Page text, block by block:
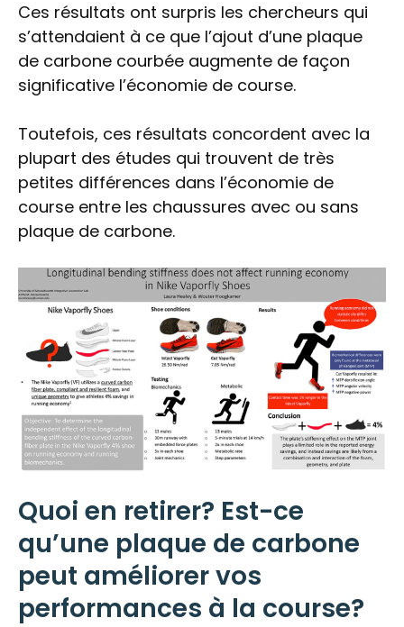
Ces résultats ont surpris les chercheurs qui
s’attendaient à ce que l’ajout d’une plaque
de carbone courbée augmente de façon
significative l’économie de course.
Toutefois, ces résultats concordent avec la
plupart des études qui trouvent de très
petites différences dans l’économie de
course entre les chaussures avec ou sans
plaque de carbone.
Quoi en retirer? Est-ce
qu’une plaque de carbone
peut améliorer vos
performances à la course?